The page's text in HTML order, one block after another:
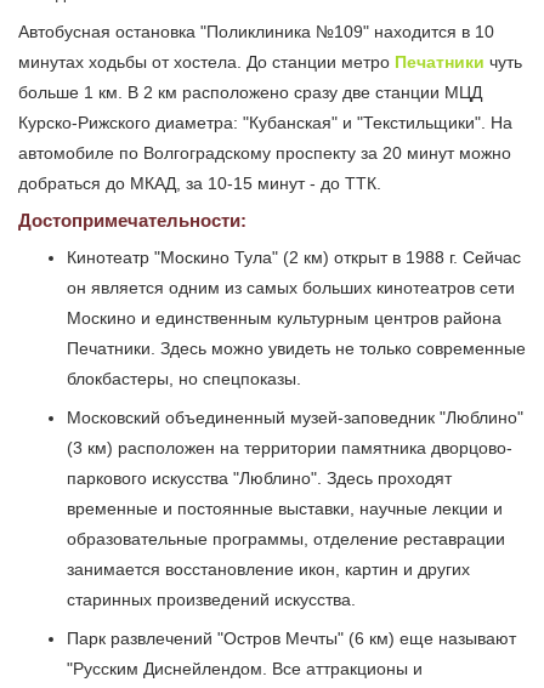
Автобусная остановка "Поликлиника №109" находится в 10
минутах ходьбы от хостела. До станции метро Печатники чуть
больше 1 км. В 2 км расположено сразу две станции МЦД
Курско-Рижского диаметра: "Кубанская" и "Текстильщики". На
автомобиле по Волгоградскому проспекту за 20 минут можно
добраться до МКАД, за 10-15 минут - до ТТК.
Достопримечательности:
Кинотеатр "Москино Тула" (2 км) открыт в 1988 г. Сейчас
он является одним из самых больших кинотеатров сети
Москино и единственным культурным центров района
Печатники. Здесь можно увидеть не только современные
блокбастеры, но спецпоказы.
Московский объединенный музей-заповедник "Люблино"
(3 км) расположен на территории памятника дворцово-
паркового искусства "Люблино". Здесь проходят
временные и постоянные выставки, научные лекции и
образовательные программы, отделение реставрации
занимается восстановление икон, картин и других
старинных произведений искусства.
Парк развлечений "Остров Мечты" (6 км) еще называют
"Русским Диснейлендом. Все аттракционы и